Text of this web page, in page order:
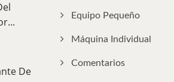
De
Equipo Pequeño
Máquina Individual
Comentarios